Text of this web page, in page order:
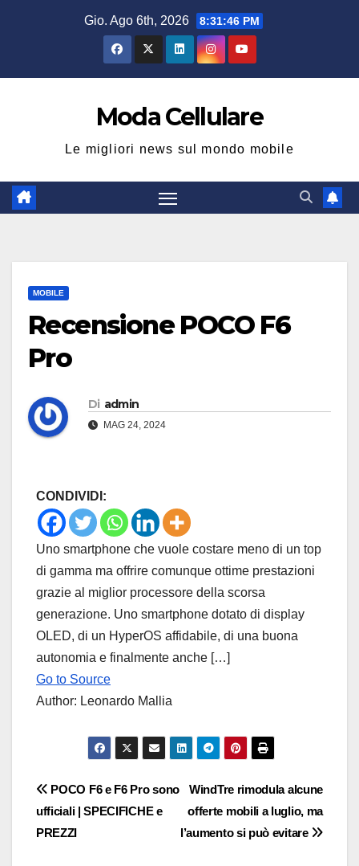
Gio. Ago 6th, 2026 8:31:47 PM
Moda Cellulare
Le migliori news sul mondo mobile
MOBILE
Recensione POCO F6
Pro
Di admin
MAG 24, 2024
CONDIVIDI:
Uno smartphone che vuole costare meno di un top
di gamma ma offrire comunque ottime prestazioni
grazie al miglior processore della scorsa
generazione. Uno smartphone dotato di display
OLED, di un HyperOS affidabile, di una buona
autonomia e finalmente anche […]
Go to Source
Author: Leonardo Mallia
Navigazione
articoli
WindTre rimodula alcune
offerte mobili a luglio, ma
l’aumento si può evitare
POCO F6 e F6 Pro sono
ufficiali | SPECIFICHE e
PREZZI